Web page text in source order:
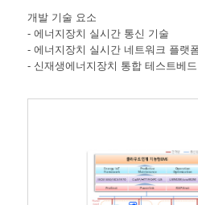
개발 기술 요소
- 에너지장치 실시간 통신 기술
- 에너지장치 실시간 네트워크 플랫
- 신재생에너지장치 통합 테스트베